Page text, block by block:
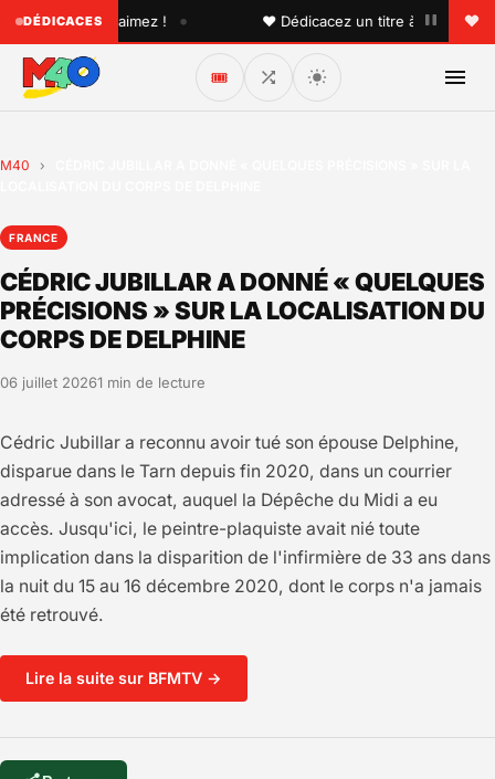
DÉDICACES
que vous aimez ! • ♥ Dédicacez un titre à vos proches
🎟️
M40 ›
FRANCE
CÉDRIC JUBILLAR A DONNÉ « QUELQUES
PRÉCISIONS » SUR LA LOCALISATION DU
CORPS DE DELPHINE
06 juillet 20261 min de lecture
Cédric Jubillar a reconnu avoir tué son épouse Delphine,
disparue dans le Tarn depuis fin 2020, dans un courrier
adressé à son avocat, auquel la Dépêche du Midi a eu
accès. Jusqu'ici, le peintre-plaquiste avait nié toute
implication dans la disparition de l'infirmière de 33 ans dans
la nuit du 15 au 16 décembre 2020, dont le corps n'a jamais
été retrouvé.
Lire la suite sur BFMTV →